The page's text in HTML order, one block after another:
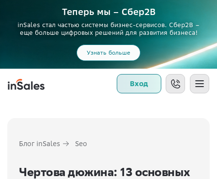
Теперь мы – Сбер2B
inSales стал частью системы бизнес-сервисов. Сбер2В –
еще больше цифровых решений для развития бизнеса!
Узнать больше
Вход
Блог inSales Seo
Чертова дюжина: 13 основных